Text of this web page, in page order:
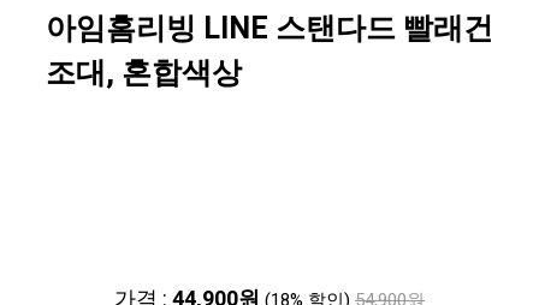
아임홈리빙 LINE 스탠다드 빨래건
조대, 혼합색상